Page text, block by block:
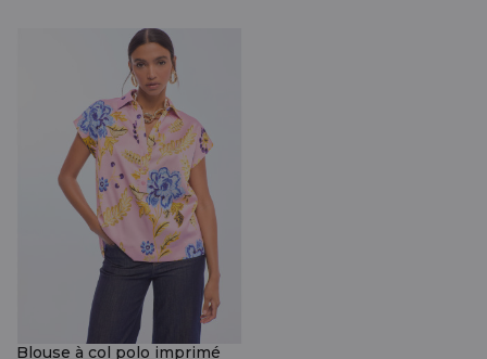
Blouse à col polo imprimé